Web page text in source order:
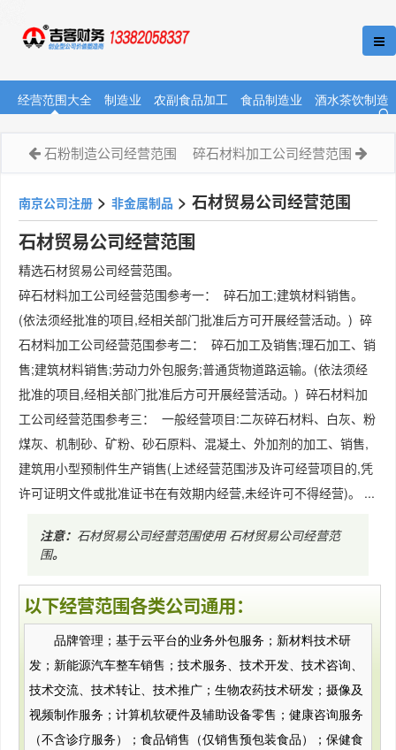
经营范围大全 制造业 农副食品加工 食品制造业 酒水茶饮制造
石粉制造公司经营范围 碎石材料加工公司经营范围
南京公司注册 > 非金属制品 > 石材贸易公司经营范围
石材贸易公司经营范围
精选石材贸易公司经营范围。
碎石材料加工公司经营范围参考一： 碎石加工;建筑材料销售。
(依法须经批准的项目,经相关部门批准后方可开展经营活动。) 碎
石材料加工公司经营范围参考二： 碎石加工及销售;理石加工、销
售;建筑材料销售;劳动力外包服务;普通货物道路运输。(依法须经
批准的项目,经相关部门批准后方可开展经营活动。) 碎石材料加
工公司经营范围参考三： 一般经营项目:二灰碎石材料、白灰、粉
煤灰、机制砂、矿粉、砂石原料、混凝土、外加剂的加工、销售,
建筑用小型预制件生产销售(上述经营范围涉及许可经营项目的,凭
许可证明文件或批准证书在有效期内经营,未经许可不得经营)。 ...
注意： 石材贸易公司经营范围使用 石材贸易公司经营范
围。
以下经营范围各类公司通用：
品牌管理；基于云平台的业务外包服务；新材料技术研
发；新能源汽车整车销售；技术服务、技术开发、技术咨询、
技术交流、技术转让、技术推广；生物农药技术研发；摄像及
视频制作服务；计算机软硬件及辅助设备零售；健康咨询服务
（不含诊疗服务）；食品销售（仅销售预包装食品）；保健食